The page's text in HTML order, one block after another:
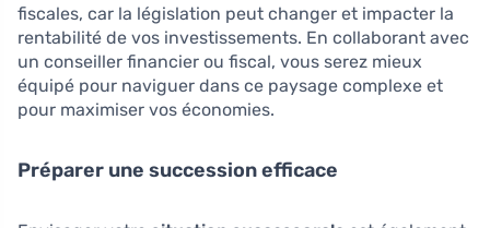
fiscales, car la législation peut changer et impacter la
rentabilité de vos investissements. En collaborant avec
un conseiller financier ou fiscal, vous serez mieux
équipé pour naviguer dans ce paysage complexe et
pour maximiser vos économies.
Préparer une succession efficace